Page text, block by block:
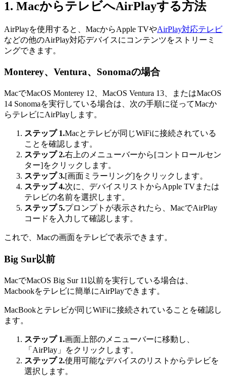
1. MacからテレビへAirPlayする方法
AirPlayを使用すると、MacからApple TVやAirPlay対応テレビ
などの他のAirPlay対応デバイスにコンテンツをストリーミ
ングできます。
Monterey、Ventura、Sonomaの場合
MacでMacOS Monterey 12、MacOS Ventura 13、またはMacOS
14 Sonomaを実行している場合は、次の手順に従ってMacか
らテレビにAirPlayします。
ステップ 1.Macとテレビが同じWiFiに接続されている
ことを確認します。
ステップ 2.右上のメニューバーから[コントロールセン
ター]をクリックします。
ステップ 3.[画面ミラーリング]をクリックします。
ステップ 4.次に、デバイスリストからApple TVまたは
テレビの名前を選択します。
ステップ 5.プロンプトが表示されたら、MacでAirPlay
コードを入力して確認します。
これで、Macの画面をテレビで表示できます。
Big Sur以前
MacでMacOS Big Sur 11以前を実行している場合は、
Macbookをテレビに簡単にAirPlayできます。
MacBookとテレビが同じWiFiに接続されていることを確認し
ます。
ステップ 1.画面上部のメニューバーに移動し、
「AirPlay」をクリックします。
ステップ 2.使用可能なデバイスのリストからテレビを
選択します。